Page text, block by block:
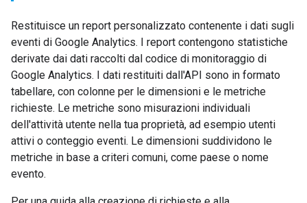
Restituisce un report personalizzato contenente i dati sugli
eventi di Google Analytics. I report contengono statistiche
derivate dai dati raccolti dal codice di monitoraggio di
Google Analytics. I dati restituiti dall'API sono in formato
tabellare, con colonne per le dimensioni e le metriche
richieste. Le metriche sono misurazioni individuali
dell'attività utente nella tua proprietà, ad esempio utenti
attivi o conteggio eventi. Le dimensioni suddividono le
metriche in base a criteri comuni, come paese o nome
evento.